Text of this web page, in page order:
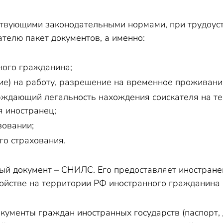
законодательными нормами, при
пакет документов, а именно:
гражданина;
на работу, разрешение на временное
легальность нахождения соискателя на
иностранец;
страхования.
документ – СНИЛС. Его предоставляет
на территории РФ иностранного
граждан иностранных государств